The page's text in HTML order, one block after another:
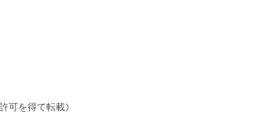
可を得て転載)